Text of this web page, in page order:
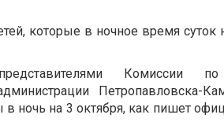
которые в ночное время суток
Комиссии
Петропавловска-
ночь на 3 октября, как пишет